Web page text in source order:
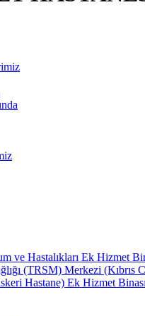
ve Hastalıkları Ek Hizmet
(TRSM) Merkezi (Kıbrıs
Hastane) Ek Hizmet Binası